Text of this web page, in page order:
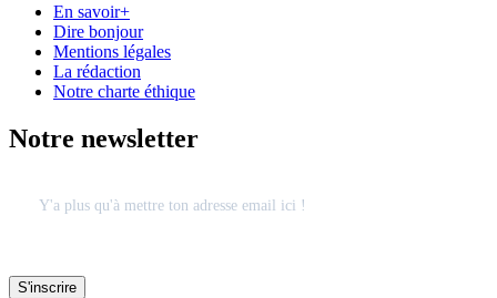
En savoir+
Dire bonjour
Mentions légales
La rédaction
Notre charte éthique
Notre newsletter